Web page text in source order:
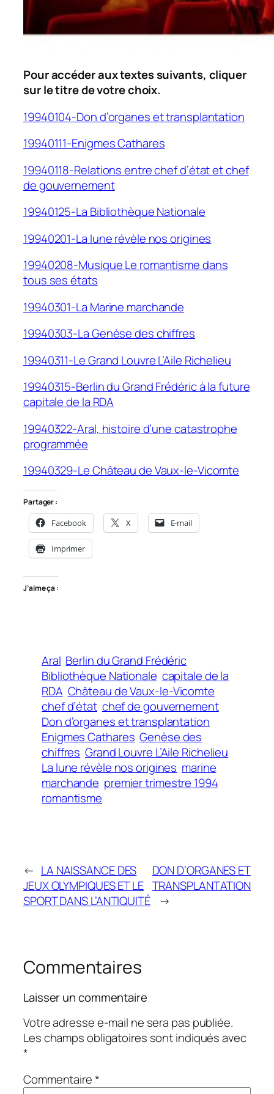
Pour accéder aux textes suivants, cliquer
sur le titre de votre choix.
19940104-Don d’organes et transplantation
19940111-Enigmes Cathares
19940118-Relations entre chef d’état et chef
de gouvernement
19940125-La Bibliothèque Nationale
19940201-La lune révèle nos origines
19940208-Musique Le romantisme dans
tous ses états
19940301-La Marine marchande
19940303-La Genèse des chiffres
19940311-Le Grand Louvre L’Aile Richelieu
19940315-Berlin du Grand Frédéric à la future
capitale de la RDA
19940322-Aral, histoire d’une catastrophe
programmée
19940329-Le Château de Vaux-le-Vicomte
Partager :
Facebook X E-mail
Imprimer
J’aime ça :
Aral Berlin du Grand Frédéric
Bibliothèque Nationale capitale de la
RDA Château de Vaux-le-Vicomte
chef d’état chef de gouvernement
Don d’organes et transplantation
Enigmes Cathares Genèse des
chiffres Grand Louvre L’Aile Richelieu
La lune révèle nos origines marine
marchande premier trimestre 1994
romantisme
← LA NAISSANCE DES
JEUX OLYMPIQUES ET LE
SPORT DANS L’ANTIQUITÉ
DON D’ORGANES ET
TRANSPLANTATION
→
Commentaires
Laisser un commentaire
Votre adresse e-mail ne sera pas publiée.
Les champs obligatoires sont indiqués avec
*
Commentaire*